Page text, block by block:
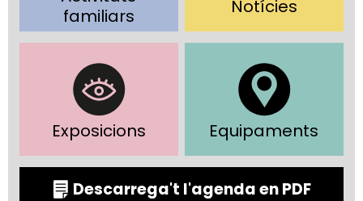
familiars
Notícies
Exposicions Equipaments
Descarrega't l'agenda en PDF